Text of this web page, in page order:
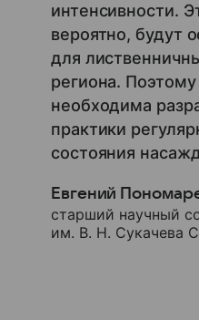
интенсивности.
вероятно, будут
для
региона.
необходима
практики
состояния
Евгений
старший научный
им. В. Н. Сукачева